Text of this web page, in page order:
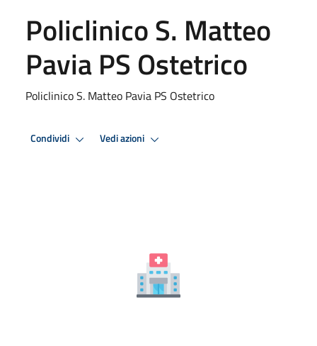
Policlinico S. Matteo
Pavia PS Ostetrico
Policlinico S. Matteo Pavia PS Ostetrico
Condividi Vedi azioni